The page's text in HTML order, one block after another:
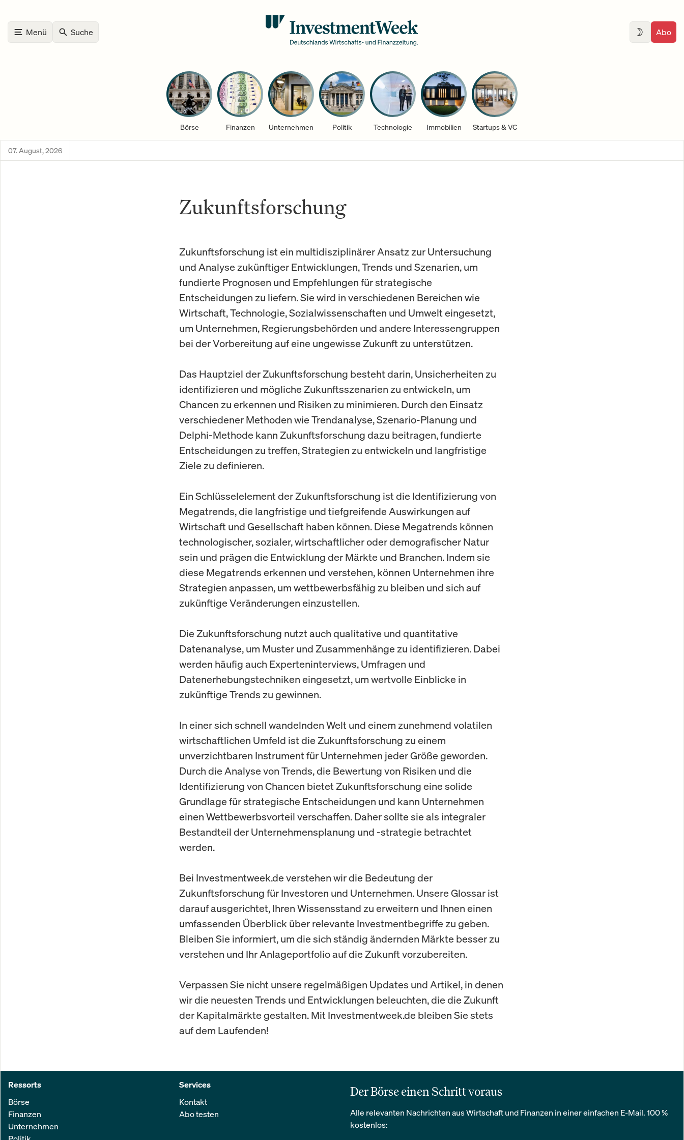
Menü Suche Abo
Börse Finanzen Unternehmen Politik Technologie Immobilien Startups & VC
07. August, 2026
Zukunftsforschung
Zukunftsforschung ist ein multidisziplinärer Ansatz zur Untersuchung
und Analyse zukünftiger Entwicklungen, Trends und Szenarien, um
fundierte Prognosen und Empfehlungen für strategische
Entscheidungen zu liefern. Sie wird in verschiedenen Bereichen wie
Wirtschaft, Technologie, Sozialwissenschaften und Umwelt eingesetzt,
um Unternehmen, Regierungsbehörden und andere Interessengruppen
bei der Vorbereitung auf eine ungewisse Zukunft zu unterstützen.
Das Hauptziel der Zukunftsforschung besteht darin, Unsicherheiten zu
identifizieren und mögliche Zukunftsszenarien zu entwickeln, um
Chancen zu erkennen und Risiken zu minimieren. Durch den Einsatz
verschiedener Methoden wie Trendanalyse, Szenario-Planung und
Delphi-Methode kann Zukunftsforschung dazu beitragen, fundierte
Entscheidungen zu treffen, Strategien zu entwickeln und langfristige
Ziele zu definieren.
Ein Schlüsselelement der Zukunftsforschung ist die Identifizierung von
Megatrends, die langfristige und tiefgreifende Auswirkungen auf
Wirtschaft und Gesellschaft haben können. Diese Megatrends können
technologischer, sozialer, wirtschaftlicher oder demografischer Natur
sein und prägen die Entwicklung der Märkte und Branchen. Indem sie
diese Megatrends erkennen und verstehen, können Unternehmen ihre
Strategien anpassen, um wettbewerbsfähig zu bleiben und sich auf
zukünftige Veränderungen einzustellen.
Die Zukunftsforschung nutzt auch qualitative und quantitative
Datenanalyse, um Muster und Zusammenhänge zu identifizieren. Dabei
werden häufig auch Experteninterviews, Umfragen und
Datenerhebungstechniken eingesetzt, um wertvolle Einblicke in
zukünftige Trends zu gewinnen.
In einer sich schnell wandelnden Welt und einem zunehmend volatilen
wirtschaftlichen Umfeld ist die Zukunftsforschung zu einem
unverzichtbaren Instrument für Unternehmen jeder Größe geworden.
Durch die Analyse von Trends, die Bewertung von Risiken und die
Identifizierung von Chancen bietet Zukunftsforschung eine solide
Grundlage für strategische Entscheidungen und kann Unternehmen
einen Wettbewerbsvorteil verschaffen. Daher sollte sie als integraler
Bestandteil der Unternehmensplanung und -strategie betrachtet
werden.
Bei Investmentweek.de verstehen wir die Bedeutung der
Zukunftsforschung für Investoren und Unternehmen. Unsere Glossar ist
darauf ausgerichtet, Ihren Wissensstand zu erweitern und Ihnen einen
umfassenden Überblick über relevante Investmentbegriffe zu geben.
Bleiben Sie informiert, um die sich ständig ändernden Märkte besser zu
verstehen und Ihr Anlageportfolio auf die Zukunft vorzubereiten.
Verpassen Sie nicht unsere regelmäßigen Updates und Artikel, in denen
wir die neuesten Trends und Entwicklungen beleuchten, die die Zukunft
der Kapitalmärkte gestalten. Mit Investmentweek.de bleiben Sie stets
auf dem Laufenden!
Ressorts
Börse
Finanzen
Unternehmen
Services
Kontakt
Abo testen
Der Börse einen Schritt voraus
Alle relevanten Nachrichten aus Wirtschaft und Finanzen in einer einfachen E-Mail. 100 %
kostenlos: